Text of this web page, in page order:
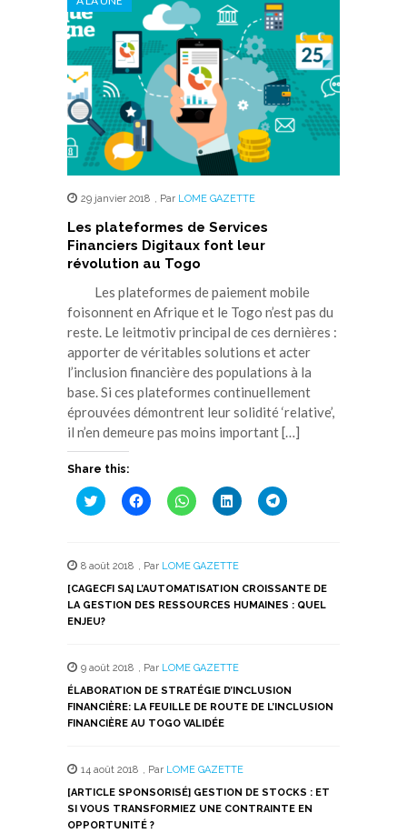
29 janvier 2018 , Par LOME GAZETTE
Les plateformes de Services
Financiers Digitaux font leur
révolution au Togo
Les plateformes de paiement mobile
foisonnent en Afrique et le Togo n’est pas du
reste. Le leitmotiv principal de ces dernières :
apporter de véritables solutions et acter
l’inclusion financière des populations à la
base. Si ces plateformes continuellement
éprouvées démontrent leur solidité ‘relative’,
il n’en demeure pas moins important […]
Share this:
Cliquez
pour
une
nouvelle
fenêtre)
Cliquez
pour
une
nouvelle
fenêtre)
Cliquez
pour
une
nouvelle
fenêtre)
Cliquez
pour
une
nouvelle
fenêtre)
Cliquez
pour
nouvelle
fenêtre)
8 août 2018 , Par LOME GAZETTE
[CAGECFI SA] L’AUTOMATISATION CROISSANTE DE
LA GESTION DES RESSOURCES HUMAINES : QUEL
ENJEU?
9 août 2018 , Par LOME GAZETTE
ÉLABORATION DE STRATÉGIE D’INCLUSION
FINANCIÈRE: LA FEUILLE DE ROUTE DE L’INCLUSION
FINANCIÈRE AU TOGO VALIDÉE
14 août 2018 , Par LOME GAZETTE
[ARTICLE SPONSORISÉ] GESTION DE STOCKS : ET
SI VOUS TRANSFORMIEZ UNE CONTRAINTE EN
OPPORTUNITÉ ?